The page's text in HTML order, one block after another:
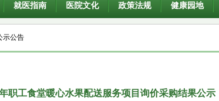
就医指南 医院文化 政策法规 健康园地
示公告
职工食堂暖心水果配送服务项目询价采购结果公示